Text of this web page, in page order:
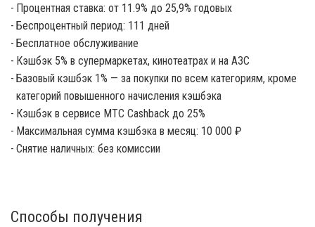
Процентная ставка: от 11.9% до 25,9% годовых
Беспроцентный период: 111 дней
Бесплатное обслуживание
Кэшбэк 5% в супермаркетах, кинотеатрах и на АЗС
Базовый кэшбэк 1% — за покупки по всем категориям, кроме
категорий повышенного начисления кэшбэка
Кэшбэк в сервисе МТС Cashback до 25%
Максимальная сумма кэшбэка в месяц: 10 000 ₽
Снятие наличных: без комиссии
Способы получения